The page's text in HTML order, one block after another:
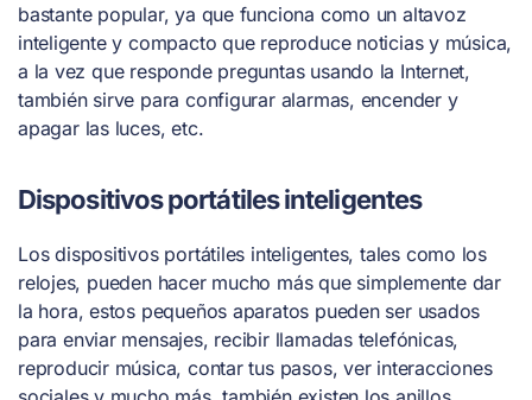
bastante popular, ya que funciona como un altavoz
inteligente y compacto que reproduce noticias y música,
a la vez que responde preguntas usando la Internet,
también sirve para configurar alarmas, encender y
apagar las luces, etc.
Dispositivos portátiles inteligentes
Los dispositivos portátiles inteligentes, tales como los
relojes, pueden hacer mucho más que simplemente dar
la hora, estos pequeños aparatos pueden ser usados
para enviar mensajes, recibir llamadas telefónicas,
reproducir música, contar tus pasos, ver interacciones